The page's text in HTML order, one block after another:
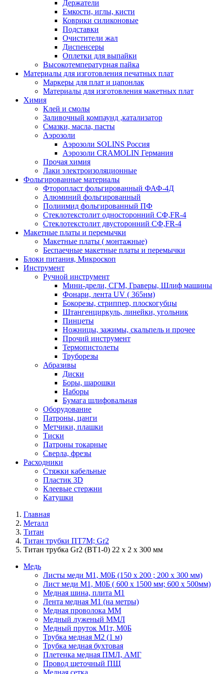
Держатели
Емкости, иглы, кисти
Коврики силиконовые
Подставки
Очистители жал
Диспенсеры
Оплетки для выпайки
Высокотемпературная пайка
Материалы для изготовления печатных плат
Маркеры для плат и цапонлак
Материалы для изготовления макетных плат
Химия
Клей и смолы
Заливочный компаунд ,катализатор
Смазки, масла, пасты
Аэрозоли
Аэрозоли SOLINS Россия
Аэрозоли CRAMOLIN Германия
Прочая химия
Лаки электроизоляционные
Фольгированные материалы
Фторопласт фольгированный ФАФ-4Д
Алюминий фольгированный
Полиимид фольгированный ПФ
Стеклотекстолит односторонний CФ,FR-4
Стеклотекстолит двусторонний СФ,FR-4
Макетные платы и перемычки
Макетные платы ( монтажные)
Беспаечные макетные платы и перемычки
Блоки питания, Микроскоп
Инструмент
Ручной инструмент
Мини-дрели, СГМ, Граверы, Шлиф машины
Фонари, лента UV ( 365нм)
Бокорезы, cтриппер, плоскогубцы
Штангенциркуль, линейки, угольник
Пинцеты
Ножницы, зажимы, скальпель и прочее
Прочий инструмент
Термопистолеты
Труборезы
Абразивы
Диски
Боры, шарошки
Наборы
Бумага шлифовальная
Оборудование
Патроны, цанги
Метчики, плашки
Тиски
Патроны токарные
Сверла, фрезы
Расходники
Стяжки кабельные
Пластик 3D
Клеевые стержни
Катушки
Главная
Металл
Титан
Титан трубки ПТ7М; Gr2
Титан трубка Gr2 (ВТ1-0) 22 х 2 х 300 мм
Медь
Листы меди М1, М0Б (150 х 200 ; 200 х 300 мм)
Лист меди М1, М0Б ( 600 х 1500 мм; 600 х 500мм)
Медная шина, плита М1
Лента медная М1 (на метры)
Медная проволока ММ
Медный луженый ММЛ
Медный пруток М1т, М0Б
Трубка медная М2 (1 м)
Трубка медная бухтовая
Плетенка медная ПМЛ, АМГ
Провод щеточный ПЩ
Медная сетка